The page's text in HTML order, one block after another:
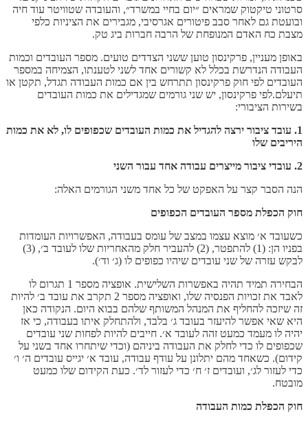
סרטוני טיקטוק שמראים ״יום בחיי במשרד״, והעובדה שטוויטר עוד חיה
ובועטת גם לאחר סבב פיטורים אגרסיבי, מגבירים את הציניות כלפי
מצבת כח האדם המנופחת של הרבה חברות ביג טק.
באופן מעניין, פרקינסון טוען ששני הצדדים טועים. מספר העובדים וכמות
העבודה הנדרשת בכלל לא קשורים אחד לשני לטענתו, הצמיחה במספר
העובדים לפי חוק פרקינסון תתרחש בין אם כמות העבודה תגדל, תקטן או
תיעלם.לפי פרקינסון, יש שני גורמים שמגדילים את כמות העובדים
בשירות הציבורי:
1. עובד ציבור ירצה להגדיל את כמות העובדים שכפופים לו, לא את כמות
היריבים שלו
2. עובדי ציבור מייצרים עבודה אחד עבור השני
הנה הסבר קצר על האפקט של כל אחד משני הגורמים האלה:
חוק הכפלת מספר העובדים הכפופים
כשעובד א׳ מוצא עצמו במצב של עומס בעבודה, האפשרויות העומדות
בפניו הן: (1) להתפטר, (2) להעביר חלק מהאחריות שלו לעובד ב׳, (3)
לבקש עזרה של שני עובדים שיהיו כפופים לו (ג׳ וד׳).
הבחירה תמיד תהיה באפשרות השלישית. אופציה מספר 1 תגרום לו
לאבד את זכויות הפנסיה שלו, ואופציה מספר 2 תקרב את עובד ב׳ להיות
זה שיזכה להחליף את המנהל המשותף שלהם בבוא היום. הנקודה כאן
היא שאי אפשר להיעזר בעובד ג׳ בלבד, ולהתחלק איתו בעבודה, כי אז
יהיה לו מעמד כמעט זהה לעובד א׳. חייבים להיות לפחות שני עובדים
שכפופים לו כדי לחלק את העבודה ביניהם (וכדי שיתחרו אחד בשני על
קידום). כשאחד מהם יתלונן על עודף עבודה, עובד א׳ יגייס עובדים ה׳ ו׳
כדי לעזור לג׳, ועובדים ז׳ ח׳ כדי לעזור לד׳. כעת הקידום שלו כמעט
מובטח.
חוק הכפלת כמות העבודה